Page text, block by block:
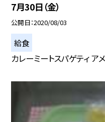
7月30日（金）
公開日 2020/08/03
給食
カレーミートスパゲティ ア